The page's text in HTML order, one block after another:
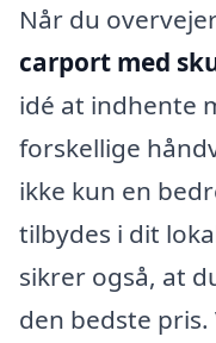
Når du
carport med
idé at indhente
forskellige
ikke kun en
tilbydes i dit
sikrer også, at
den bedste